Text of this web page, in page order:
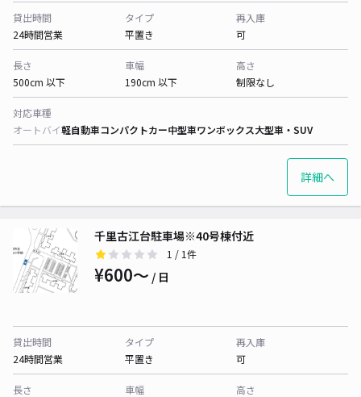
貸出時間
24時間営業
タイプ
平置き
再入庫
可
長さ
500cm 以下
車幅
190cm 以下
高さ
制限なし
対応車種
オートバイ軽自動車コンパクトカー中型車ワンボックス大型車・SUV
詳細へ
千里古江台駐車場※40号棟付近
1 / 1件
¥600〜 / 日
貸出時間
24時間営業
タイプ
平置き
再入庫
可
長さ
車幅
高さ